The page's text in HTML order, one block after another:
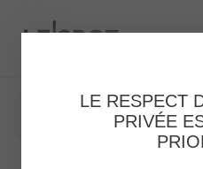
Le Spot
LE RESPECT
PRIVÉE